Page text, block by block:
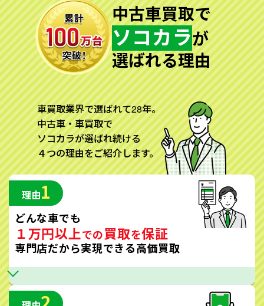
中古車買取で
ソコカラが
選ばれる理由
車買取業界で選ばれて28年。
中古車・車買取で
ソコカラが選ばれ続ける
４つの理由をご紹介します。
理由1
どんな車でも
１万円以上での買取を保証
専門店だから実現できる高価買取